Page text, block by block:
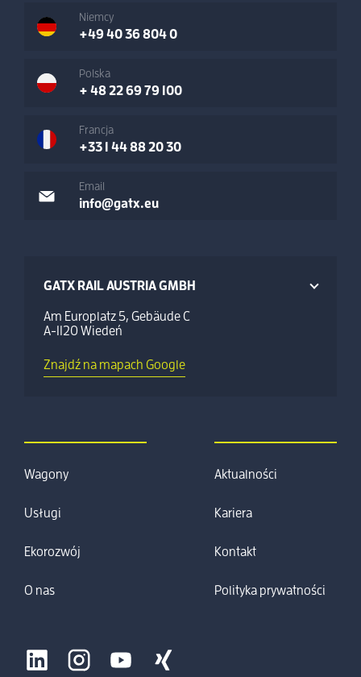
Niemcy
+49 40 36 804 0
Polska
+ 48 22 69 79 100
Francja
+33 1 44 88 20 30
Email
info@gatx.eu
GATX RAIL AUSTRIA GMBH
Am Europlatz 5, Gebäude C
A-1120 Wiedeń
Znajdź na mapach Google
Wagony
Usługi
Ekorozwój
O nas
Aktualności
Kariera
Kontakt
Polityka prywatności